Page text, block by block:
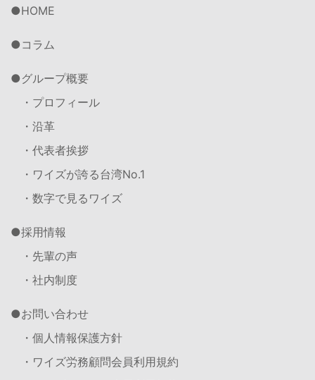
HOME
コラム
グループ概要
・プロフィール
・沿革
・代表者挨拶
・ワイズが誇る台湾No.1
・数字で見るワイズ
採用情報
・先輩の声
・社内制度
お問い合わせ
・個人情報保護方針
・ワイズ労務顧問会員利用規約